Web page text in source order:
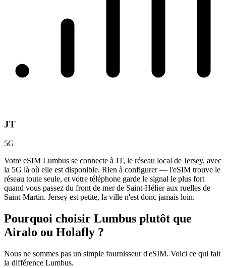
JT
5G
Votre eSIM Lumbus se connecte à JT, le réseau local de Jersey, avec
la 5G là où elle est disponible. Rien à configurer — l'eSIM trouve le
réseau toute seule, et votre téléphone garde le signal le plus fort
quand vous passez du front de mer de Saint-Hélier aux ruelles de
Saint-Martin. Jersey est petite, la ville n'est donc jamais loin.
Pourquoi choisir Lumbus plutôt que
Airalo ou Holafly ?
Nous ne sommes pas un simple fournisseur d'eSIM. Voici ce qui fait
la différence Lumbus.